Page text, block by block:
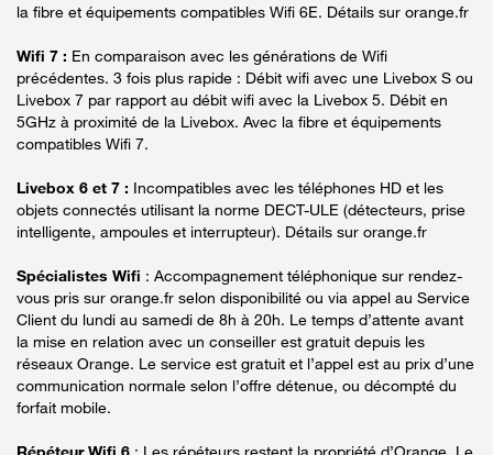
la fibre et équipements compatibles Wifi 6E. Détails sur orange.fr
Wifi 7 : En comparaison avec les générations de Wifi
précédentes. 3 fois plus rapide : Débit wifi avec une Livebox S ou
Livebox 7 par rapport au débit wifi avec la Livebox 5. Débit en
5GHz à proximité de la Livebox. Avec la fibre et équipements
compatibles Wifi 7.
Livebox 6 et 7 : Incompatibles avec les téléphones HD et les
objets connectés utilisant la norme DECT-ULE (détecteurs, prise
intelligente, ampoules et interrupteur). Détails sur orange.fr
Spécialistes Wifi : Accompagnement téléphonique sur rendez-
vous pris sur orange.fr selon disponibilité ou via appel au Service
Client du lundi au samedi de 8h à 20h. Le temps d’attente avant
la mise en relation avec un conseiller est gratuit depuis les
réseaux Orange. Le service est gratuit et l’appel est au prix d’une
communication normale selon l’offre détenue, ou décompté du
forfait mobile.
Répéteur Wifi 6 : Les répéteurs restent la propriété d’Orange. Le